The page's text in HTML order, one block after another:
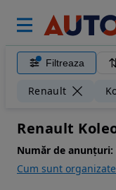
Filtreaza
Renault
Renault
Număr de anunțuri:
Cum sunt